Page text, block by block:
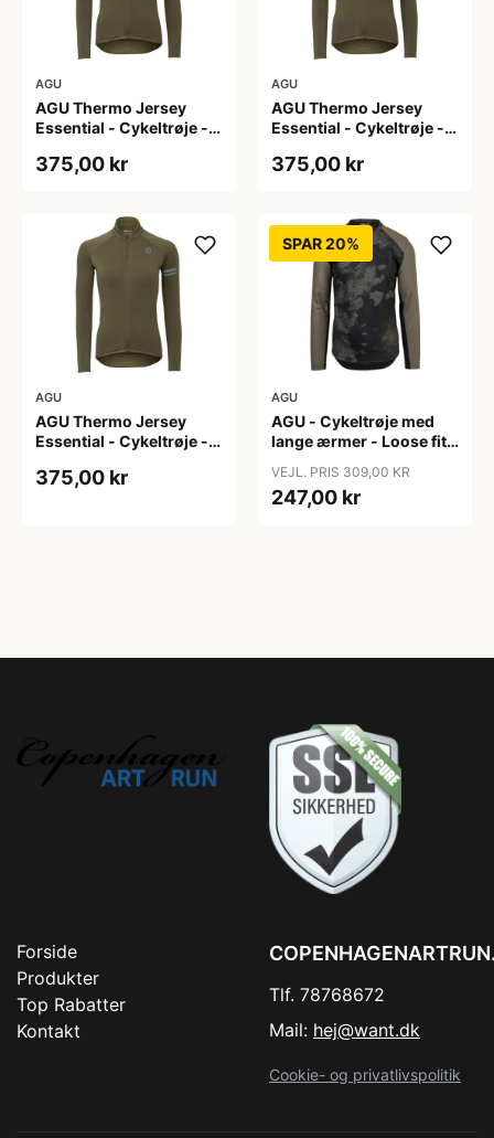
AGU
AGU Thermo Jersey
Essential - Cykeltrøje -
S
375,00 kr
AGU
AGU Thermo Jersey
Essential - Cykeltrøje -
XL
375,00 kr
AGU
AGU Thermo Jersey
Essential - Cykeltrøje -
XXL
375,00 kr
SPAR 20%
AGU
AGU - Cykeltrøje med
lange ærmer - Loose fit -
VEJL. PRIS 309,00 KR
247,00 kr
Forside
Produkter
Top Rabatter
Kontakt
Tlf. 78768672
Mail: hej@want.dk
Cookie- og privatlivspolitik